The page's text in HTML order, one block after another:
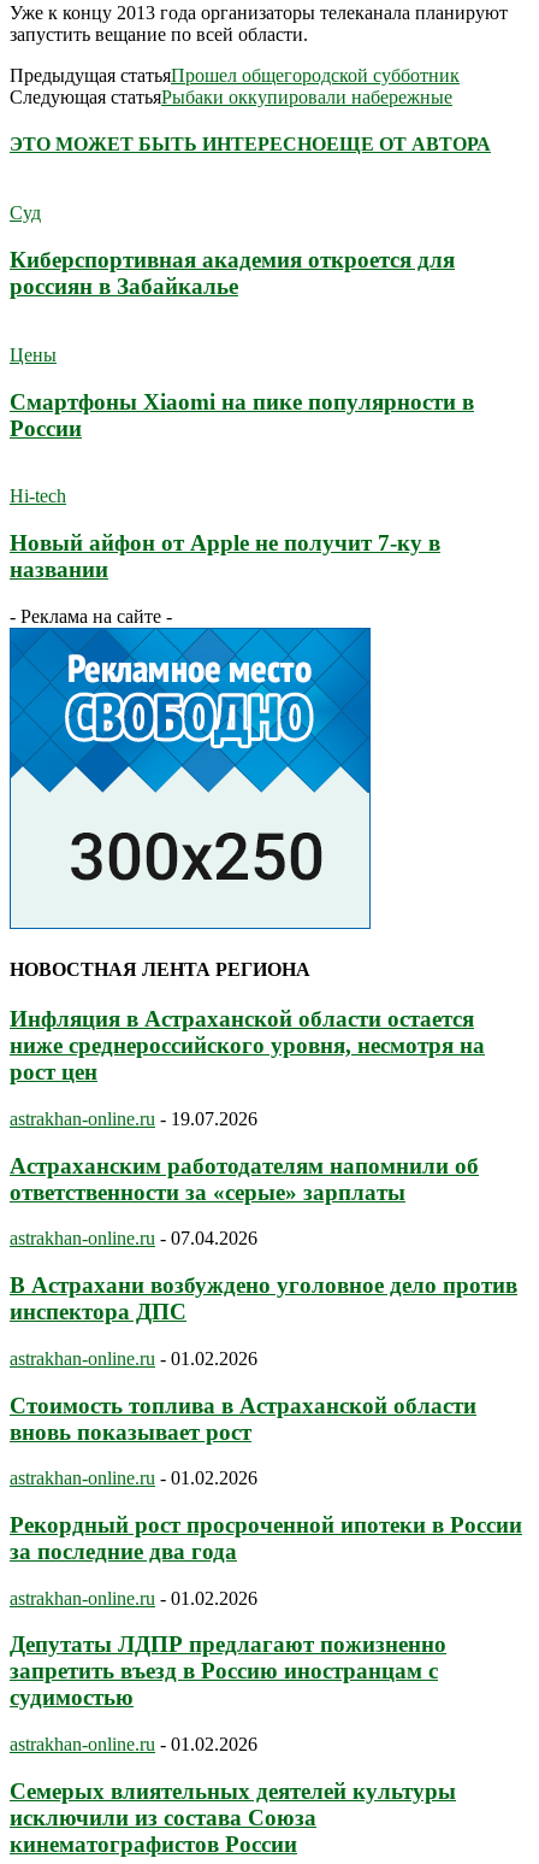
Уже к концу 2013 года организаторы телеканала планируют
запустить вещание по всей области.
Предыдущая статьяПрошел общегородской субботник
Следующая статьяРыбаки оккупировали набережные
ЭТО МОЖЕТ БЫТЬ ИНТЕРЕСНОЕЩЕ ОТ АВТОРА
Суд
Киберспортивная академия откроется для
россиян в Забайкалье
Цены
Смартфоны Xiaomi на пике популярности в
России
Hi-tech
Новый айфон от Apple не получит 7-ку в
названии
- Реклама на сайте -
НОВОСТНАЯ ЛЕНТА РЕГИОНА
Инфляция в Астраханской области остается
ниже среднероссийского уровня, несмотря на
рост цен
astrakhan-online.ru - 19.07.2026
Астраханским работодателям напомнили об
ответственности за «серые» зарплаты
astrakhan-online.ru - 07.04.2026
В Астрахани возбуждено уголовное дело против
инспектора ДПС
astrakhan-online.ru - 01.02.2026
Стоимость топлива в Астраханской области
вновь показывает рост
astrakhan-online.ru - 01.02.2026
Рекордный рост просроченной ипотеки в России
за последние два года
astrakhan-online.ru - 01.02.2026
Депутаты ЛДПР предлагают пожизненно
запретить въезд в Россию иностранцам с
судимостью
astrakhan-online.ru - 01.02.2026
Семерых влиятельных деятелей культуры
исключили из состава Союза
кинематографистов России